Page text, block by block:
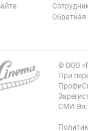
Обратная
© ООО
При
СМИ